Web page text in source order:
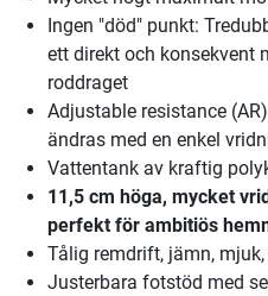
Ingen "död" punkt:
ett direkt och konsekvent
roddraget
Adjustable resistance
ändras med en enkel
Vattentank av kraftig
11,5 cm höga, mycket
perfekt för ambitiös
Tålig remdrift, jämn,
Justerbara fotstöd med